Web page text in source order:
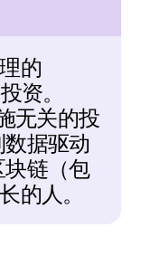
的
资。
无关的投
据驱动
链（包
的人。